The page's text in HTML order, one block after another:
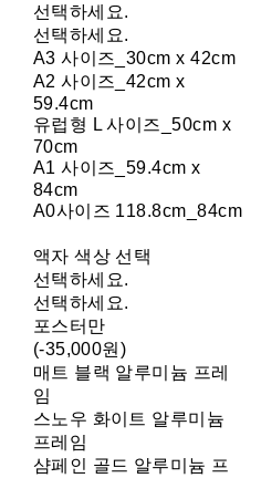
선택하세요.
선택하세요.
A3 사이즈_30cm x 42cm
A2 사이즈_42cm x
59.4cm
유럽형 L 사이즈_50cm x
70cm
A1 사이즈_59.4cm x
84cm
A0사이즈 118.8cm_84cm
액자 색상 선택
선택하세요.
선택하세요.
포스터만
(-35,000원)
매트 블랙 알루미늄 프레
임
스노우 화이트 알루미늄
프레임
샴페인 골드 알루미늄 프